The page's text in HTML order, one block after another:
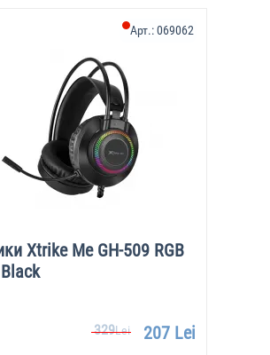
Xtrike Me GH-509 RGB
Арт.:069062
329Lei 207 Lei